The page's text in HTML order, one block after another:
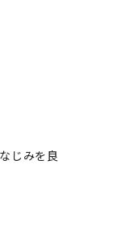
じみを良